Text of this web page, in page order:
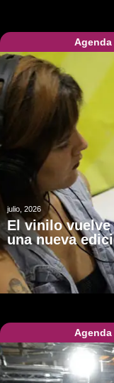
julio, 2026
El vinilo vuelve
una nueva